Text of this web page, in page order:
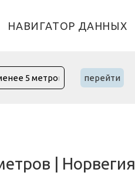
НАВИГАТОР ДАННЫХ
перейти
| Норвегия